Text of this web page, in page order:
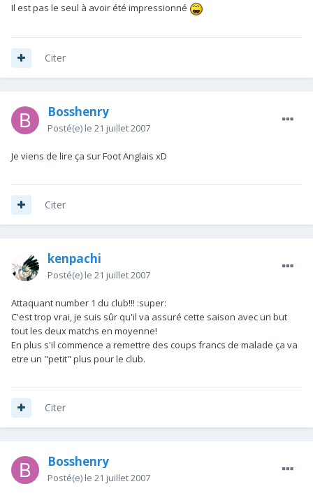
Il est pas le seul à avoir été impressionné
Citer
Bosshenry
Posté(e) le 21 juillet 2007
Je viens de lire ça sur Foot Anglais xD
Citer
kenpachi
Posté(e) le 21 juillet 2007
Attaquant number 1 du club!!! :super:
C'est trop vrai, je suis sûr qu'il va assuré cette saison avec un but
tout les deux matchs en moyenne!
En plus s'il commence a remettre des coups francs de malade ça va
etre un "petit" plus pour le club.
Citer
Bosshenry
Posté(e) le 21 juillet 2007